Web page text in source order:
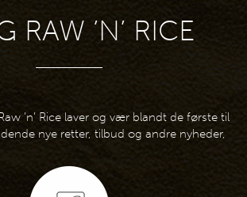
RAW ’N’ RICE
’n’ Rice laver og vær blandt de første til
nye retter, tilbud og andre nyheder,